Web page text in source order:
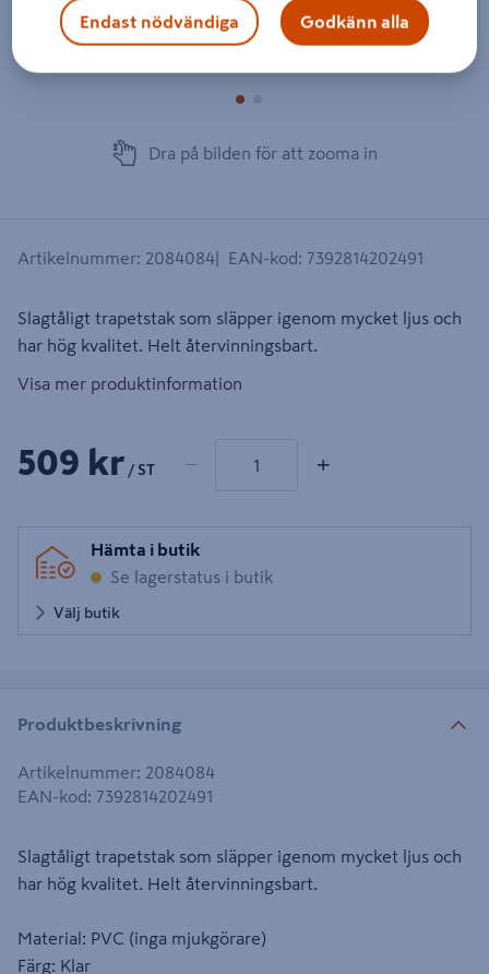
Dra på bilden för att zooma in
Artikelnummer: 2084084 EAN-kod: 7392814202491
Slagtåligt trapetstak som släpper igenom mycket ljus och
har hög kvalitet. Helt återvinningsbart.
Visa mer produktinformation
509 kr / ST − +
Hämta i butik
Se lagerstatus i butik
Välj butik
Produktbeskrivning
Artikelnummer: 2084084
EAN-kod: 7392814202491
Slagtåligt trapetstak som släpper igenom mycket ljus och
har hög kvalitet. Helt återvinningsbart.
Material: PVC (inga mjukgörare)
Färg: Klar
Endast nödvändiga Godkänn alla